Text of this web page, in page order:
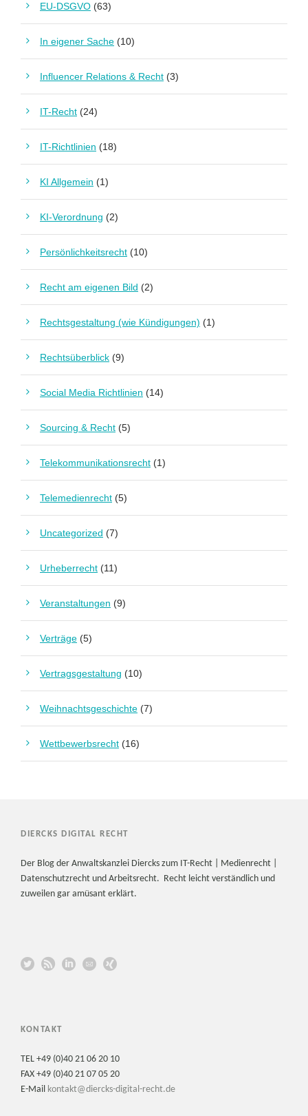
EU-DSGVO (63)
In eigener Sache (10)
Influencer Relations & Recht (3)
IT-Recht (24)
IT-Richtlinien (18)
KI Allgemein (1)
KI-Verordnung (2)
Persönlichkeitsrecht (10)
Recht am eigenen Bild (2)
Rechtsgestaltung (wie Kündigungen) (1)
Rechtsüberblick (9)
Social Media Richtlinien (14)
Sourcing & Recht (5)
Telekommunikationsrecht (1)
Telemedienrecht (5)
Uncategorized (7)
Urheberrecht (11)
Veranstaltungen (9)
Verträge (5)
Vertragsgestaltung (10)
Weihnachtsgeschichte (7)
Wettbewerbsrecht (16)
DIERCKS DIGITAL RECHT
Der Blog der Anwaltskanzlei Diercks zum IT-Recht | Medienrecht |
Datenschutzrecht und Arbeitsrecht. Recht leicht verständlich und
zuweilen gar amüsant erklärt.
KONTAKT
TEL +49 (0)40 21 06 20 10
FAX +49 (0)40 21 07 05 20
E-Mail kontakt@diercks-digital-recht.de